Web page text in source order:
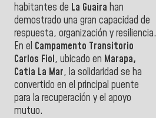
habitantes de La Guaira han
demostrado una gran capacidad de
respuesta, organización y resiliencia.
En el Campamento Transitorio
Carlos Fiol, ubicado en Marapa,
Catia La Mar, la solidaridad se ha
convertido en el principal puente
para la recuperación y el apoyo
mutuo.